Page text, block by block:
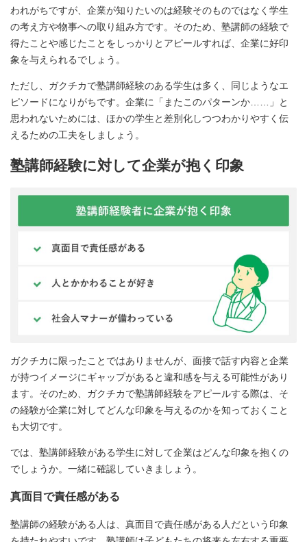
われがちですが、企業が知りたいのは経験そのものではなく学生
の考え方や物事への取り組み方です。そのため、塾講師の経験で
得たことや感じたことをしっかりとアピールすれば、企業に好印
象を与えられるでしょう。
ただし、ガクチカで塾講師経験のある学生は多く、同じようなエ
ピソードになりがちです。企業に「またこのパターンか……」と
思われないためには、ほかの学生と差別化しつつわかりやすく伝
えるための工夫をしましょう。
塾講師経験に対して企業が抱く印象
ガクチカに限ったことではありませんが、面接で話す内容と企業
が持つイメージにギャップがあると違和感を与える可能性があり
ます。そのため、ガクチカで塾講師経験をアピールする際は、そ
の経験が企業に対してどんな印象を与えるのかを知っておくこと
も大切です。
では、塾講師経験がある学生に対して企業はどんな印象を抱くの
でしょうか。一緒に確認していきましょう。
真面目で責任感がある
塾講師の経験がある人は、真面目で責任感がある人だという印象